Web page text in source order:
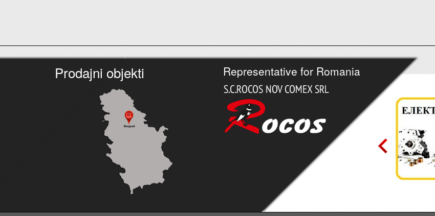
Prodajni objekti Representative for Romania